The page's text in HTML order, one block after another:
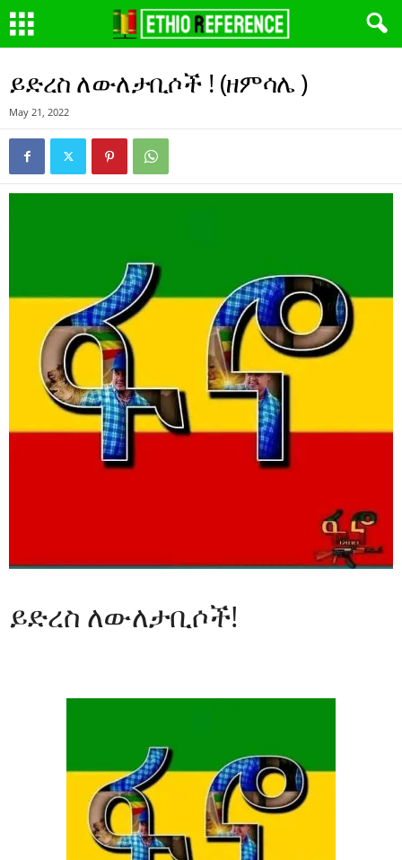
ይድረስ ለውለታቢሶች ! (ዘምሳሌ )
May 21, 2022
ይድረስ ለውለታቢሶች!